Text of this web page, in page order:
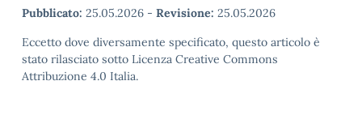
Pubblicato: 25.05.2026 - Revisione: 25.05.2026
Eccetto dove diversamente specificato, questo articolo è
stato rilasciato sotto Licenza Creative Commons
Attribuzione 4.0 Italia.